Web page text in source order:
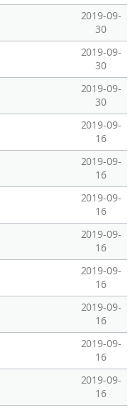
2019-09-
30
2019-09-
30
2019-09-
30
2019-09-
16
2019-09-
16
2019-09-
16
2019-09-
16
2019-09-
16
2019-09-
16
2019-09-
16
2019-09-
16